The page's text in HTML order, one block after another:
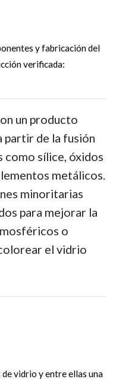
y fabricación del
verificada:
un producto
partir de la fusión
como sílice, óxidos
metálicos.
minoritarias
para mejorar la
o
el vidrio
vidrio y entre ellas una